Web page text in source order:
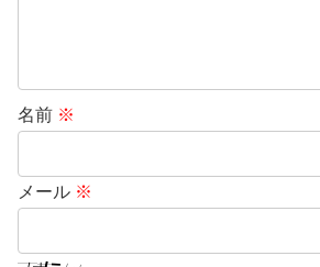
名前 ※
メール ※